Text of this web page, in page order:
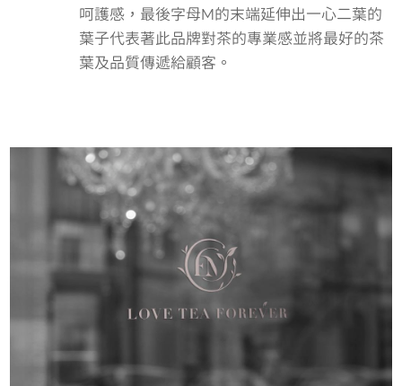
呵護感，最後字母M的末端延伸出一心二葉的
葉子代表著此品牌對茶的專業感並將最好的茶
葉及品質傳遞給顧客。